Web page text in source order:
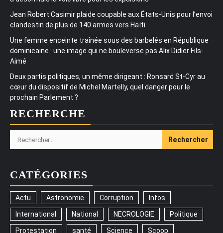
Jean Robert Casimir plaide coupable aux États-Unis pour l’envoi
clandestin de plus de 140 armes vers Haïti
Une femme enceinte traînée sous des barbelés en République
dominicaine : une image qui ne bouleverse pas Alix Didier Fils-
Aimé
Deux partis politiques, un même dirigeant : Ronsard St-Cyr au
cœur du dispositif de Michel Martelly, quel danger pour le
prochain Parlement ?
RECHERCHE
Rechercher :
CATÉGORIES
Actu Astronomie Corruption Infos
International National NECROLOGIE Politique
Protestation santé Science Scoop